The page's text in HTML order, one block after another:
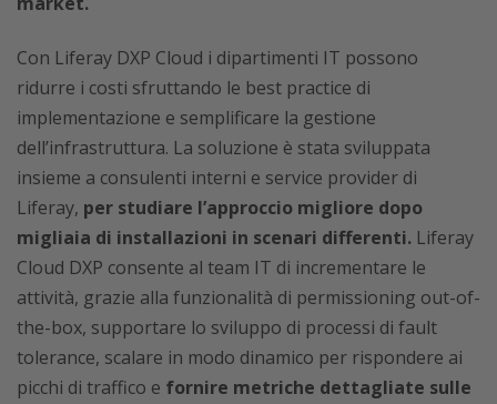
Con Liferay DXP Cloud i dipartimenti IT possono
ridurre i costi sfruttando le best practice di
implementazione e semplificare la gestione
dell’infrastruttura. La soluzione è stata sviluppata
insieme a consulenti interni e service provider di
Liferay, per studiare l’approccio migliore dopo
migliaia di installazioni in scenari differenti. Liferay
Cloud DXP consente al team IT di incrementare le
attività, grazie alla funzionalità di permissioning out-of-
the-box, supportare lo sviluppo di processi di fault
tolerance, scalare in modo dinamico per rispondere ai
picchi di traffico e fornire metriche dettagliate sulle